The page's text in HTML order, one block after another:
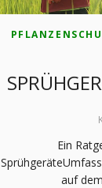
Ein
auf